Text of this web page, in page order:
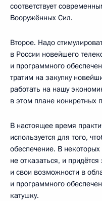
соответствует
Вооружённых Сил.
Второе. Надо
в России новейшего
и программного
тратим на закупку
работать на нашу
в этом плане конкретных
В настоящее время
используется для того,
обеспечение. В некоторых
не отказаться, и
и свои возможности в
и программного
катушку.